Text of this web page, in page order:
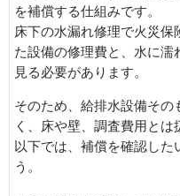
を補償する仕組みです。
床下の水漏れ修理で火災保
た設備の修理費と、水に濡
見る必要があります。
そのため、給排水設備その
く、床や壁、調査費用とは
以下では、補償を確認した
う。